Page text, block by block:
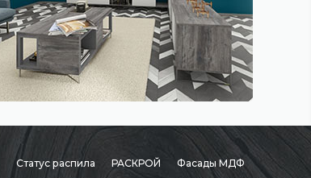
Статус распила РАСКРОЙ Фасады МДФ